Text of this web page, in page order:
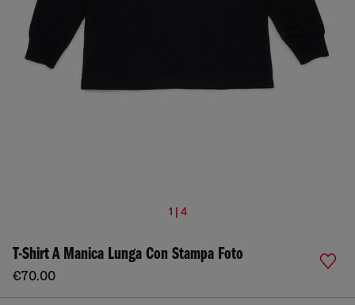
1 | 4
T-Shirt A Manica Lunga Con Stampa Foto
€70.00